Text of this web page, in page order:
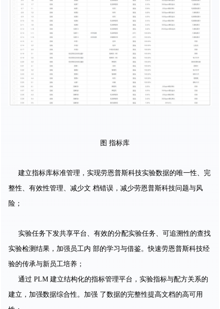
图 指标库
建立指标库标准管理，实现劳恩普斯科技实验数据的唯一性、完
整性、有效性管理、减少文 档错误，减少劳恩普斯科技问题与风
险；
实验任务下发共享平台、有效的分配实验任务、可追溯性的查找
实验检测结果，加强员工内 部的学习与借鉴。快速劳恩普斯科技经
验的传承与新员工培养；
通过 PLM 建立结构化的指标管理平台，实验指标与配方关系的
建立，加强数据综合性。加强 了数据的完整性提高文档的高可用